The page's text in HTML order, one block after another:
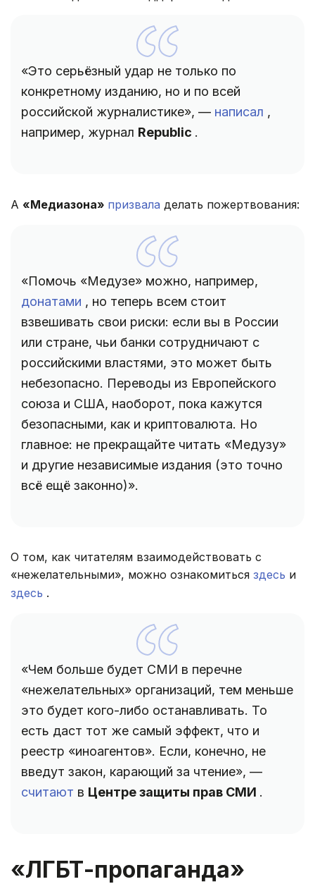
«Это серьёзный удар не только по
конкретному изданию, но и по всей
российской журналистике», — написал ,
например, журнал Republic .
А «Медиазона» призвала делать пожертвования:
«Помочь «Медузе» можно, например,
донатами , но теперь всем стоит
взвешивать свои риски: если вы в России
или стране, чьи банки сотрудничают с
российскими властями, это может быть
небезопасно. Переводы из Европейского
союза и США, наоборот, пока кажутся
безопасными, как и криптовалюта. Но
главное: не прекращайте читать «Медузу»
и другие независимые издания (это точно
всё ещё законно)».
О том, как читателям взаимодействовать с
«нежелательными», можно ознакомиться здесь и
здесь .
«Чем больше будет СМИ в перечне
«нежелательных» организаций, тем меньше
это будет кого-либо останавливать. То
есть даст тот же самый эффект, что и
реестр «иноагентов». Если, конечно, не
введут закон, карающий за чтение», —
считают в Центре защиты прав СМИ .
«ЛГБТ-пропаганда»